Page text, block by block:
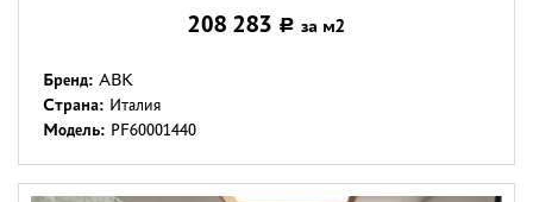
208 283 Р за м2
Бренд: ABK
Страна: Италия
Модель: PF60001440